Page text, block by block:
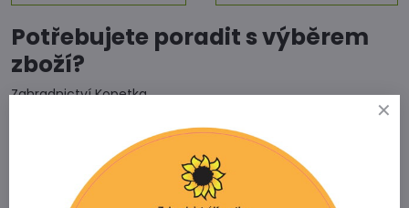
Potřebujete poradit s výběrem
zboží?
Zahradnictví Kopetka
671 75 Loděnice u Moravského Krumlova
Telefon
+420 731 103 985